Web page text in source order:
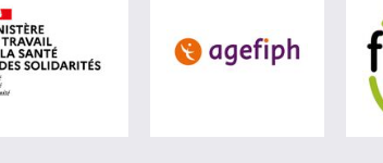
visiter les site de Ministère du travail
visiter les